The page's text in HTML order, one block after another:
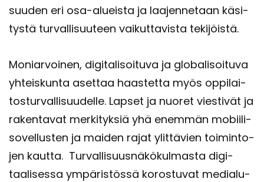
suu­den eri osa-​alueista ja laa­jen­ne­taan kä­si­
tys­tä tur­val­li­suu­teen vai­kut­ta­vis­ta te­ki­jöis­tä.
Mo­niar­voi­nen, di­gi­ta­li­soi­tu­va ja glo­ba­li­soi­tu­va
yh­teis­kun­ta aset­taa haas­tet­ta myös op­pi­lai­
tos­tur­val­li­suu­del­le. Lap­set ja nuo­ret vies­ti­vät ja
ra­ken­ta­vat mer­ki­tyk­siä yhä enem­män mo­bii­li­
so­vel­lus­ten ja mai­den rajat ylit­tä­vien toi­min­to­
jen kaut­ta. Tur­val­li­suus­nä­kö­kul­mas­ta di­gi­
taa­li­ses­sa ym­pä­ris­tös­sä ko­ros­tu­vat me­dia­lu­